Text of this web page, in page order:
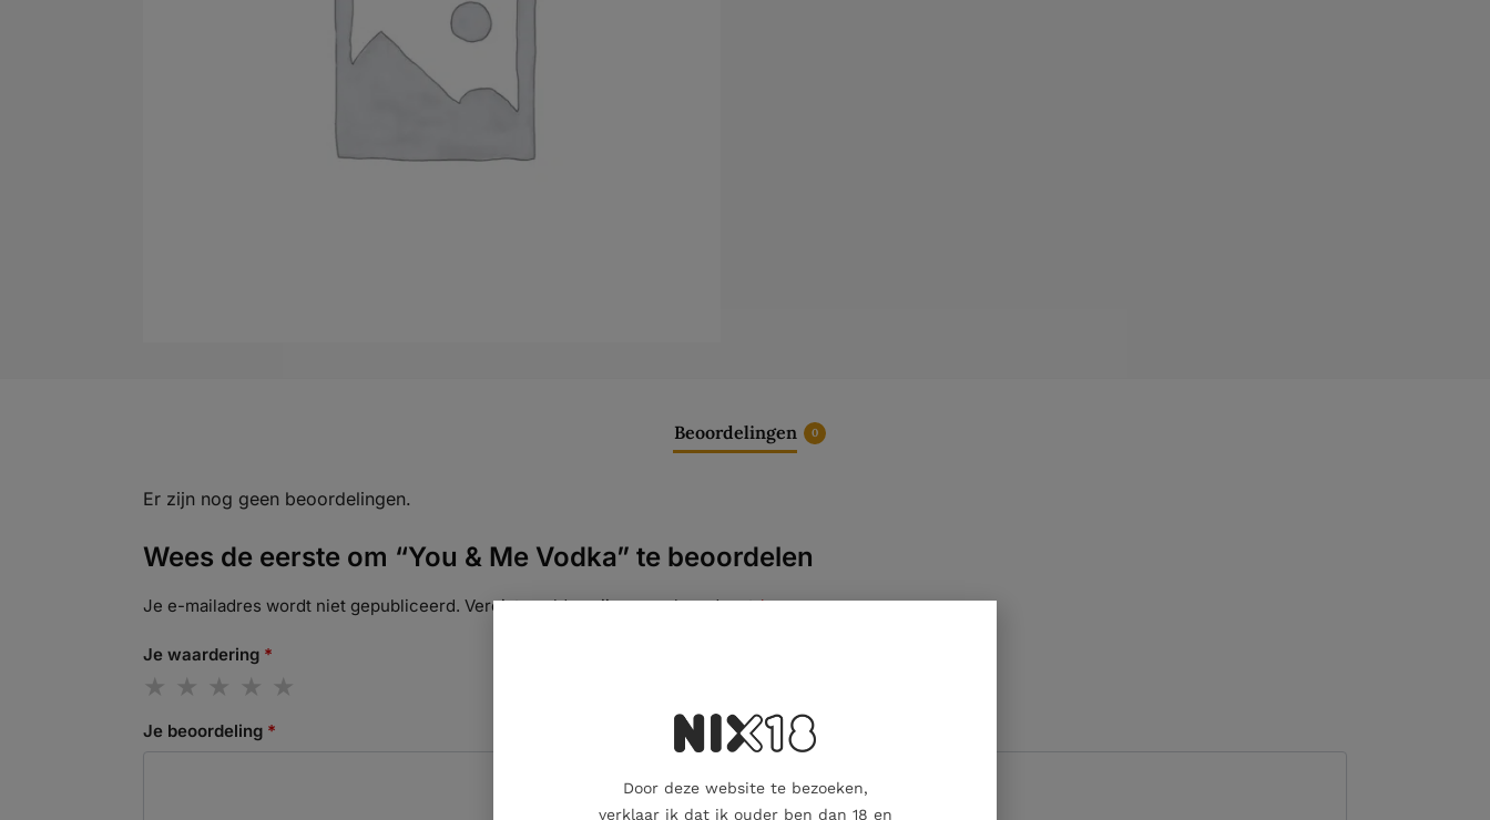
Beoordelingen 0
Er zijn nog geen beoordelingen.
Wees de eerste om “You & Me Vodka” te beoordelen
Je e-mailadres wordt niet gepubliceerd. Vereiste velden zijn gemarkeerd met*
Je waardering *
Je beoordeling *
Door deze website te bezoeken,
verklaar ik dat ik ouder ben dan 18 en